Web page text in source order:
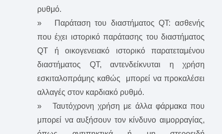
ρυθμό.
» Παράταση του διαστήματος QT: ασθενής
που έχει ιστορικό παράτασης του διαστήματος
QT ή οικογενειακό ιστορικό παρατεταμένου
διαστήματος QT, αντενδείκνυται η χρήση
εσκιταλοπράμης καθώς μπορεί να προκαλέσει
αλλαγές στον καρδιακό ρυθμό.
» Ταυτόχρονη χρήση με άλλα φάρμακα που
μπορεί να αυξήσουν τον κίνδυνο αιμορραγίας,